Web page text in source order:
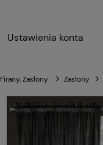
Ustawienia konta
Firany, Zasłony Zasłony